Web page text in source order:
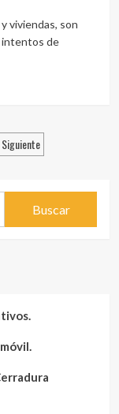
viviendas, son
intentos de
Siguiente